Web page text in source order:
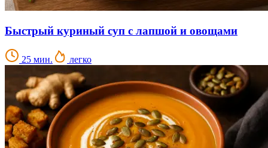
Быстрый куриный суп с лапшой и овощами
25 мин. легко